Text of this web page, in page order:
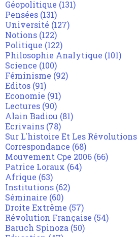
Géopolitique (131)
Pensées (131)
Université (127)
Notions (122)
Politique (122)
Philosophie Analytique (101)
Science (100)
Féminisme (92)
Editos (91)
Economie (91)
Lectures (90)
Alain Badiou (81)
Ecrivains (78)
Sur L'histoire Et Les Révolutions
Correspondance (68)
Mouvement Cpe 2006 (66)
Patrice Loraux (64)
Afrique (63)
Institutions (62)
Séminaire (60)
Droite Extrême (57)
Révolution Française (54)
Baruch Spinoza (50)